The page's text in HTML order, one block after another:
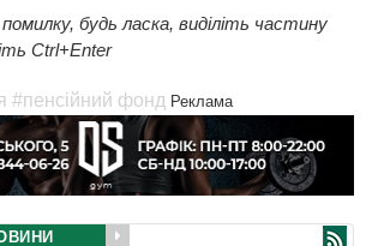
будь ласка, виділіть частину
Ctrl+Enter
#пенсійний фонд Реклама